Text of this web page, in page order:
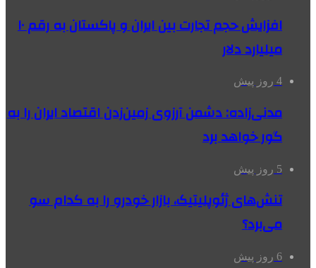
افزایش حجم تجارت بین ایران و پاکستان به رقم ۱۰
میلیارد دلار
4 روز پیش
مدنی‌زاده: دشمن آرزوی زمین‌زدن اقتصاد ایران را به
گور خواهد برد
5 روز پیش
تنش‌های ژئوپلیتیک، بازار خودرو را به کدام سو
می‌برد؟
6 روز پیش